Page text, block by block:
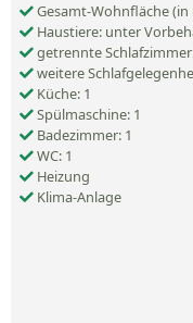
Gesamt-Wohnfläche (in
Haustiere: unter
getrennte
weitere
Küche: 1
Spülmaschine: 1
Badezimmer: 1
WC: 1
Heizung
Klima-Anlage